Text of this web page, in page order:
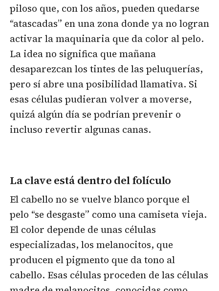
piloso que, con los años, pueden quedarse
“atascadas” en una zona donde ya no logran
activar la maquinaria que da color al pelo.
La idea no significa que mañana
desaparezcan los tintes de las peluquerías,
pero sí abre una posibilidad llamativa. Si
esas células pudieran volver a moverse,
quizá algún día se podrían prevenir o
incluso revertir algunas canas.
La clave está dentro del folículo
El cabello no se vuelve blanco porque el
pelo “se desgaste” como una camiseta vieja.
El color depende de unas células
especializadas, los melanocitos, que
producen el pigmento que da tono al
cabello. Esas células proceden de las células